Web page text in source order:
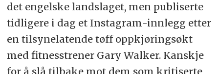
det engelske landslaget, men publiserte
tidligere i dag et Instagram-innlegg etter
en tilsynelatende tøff oppkjøringsøkt
med fitnesstrener Gary Walker. Kanskje
for å slå tilbake mot dem som kritiserte